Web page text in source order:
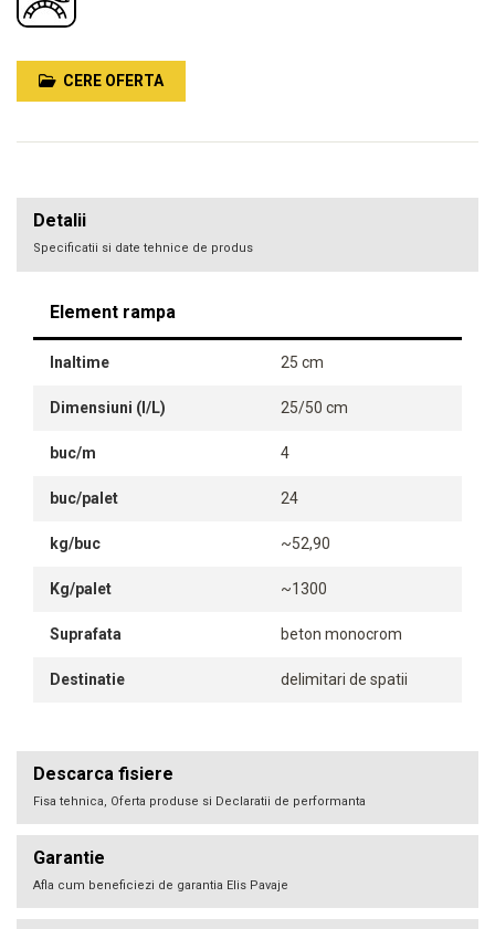
CERE OFERTA
Detalii
Specificatii si date tehnice de produs
Element rampa
Inaltime 25 cm
Dimensiuni (l/L) 25/50 cm
buc/m 4
buc/palet 24
kg/buc ~52,90
Kg/palet ~1300
Suprafata beton monocrom
Destinatie delimitari de spatii
Descarca fisiere
Fisa tehnica, Oferta produse si Declaratii de performanta
Garantie
Afla cum beneficiezi de garantia Elis Pavaje